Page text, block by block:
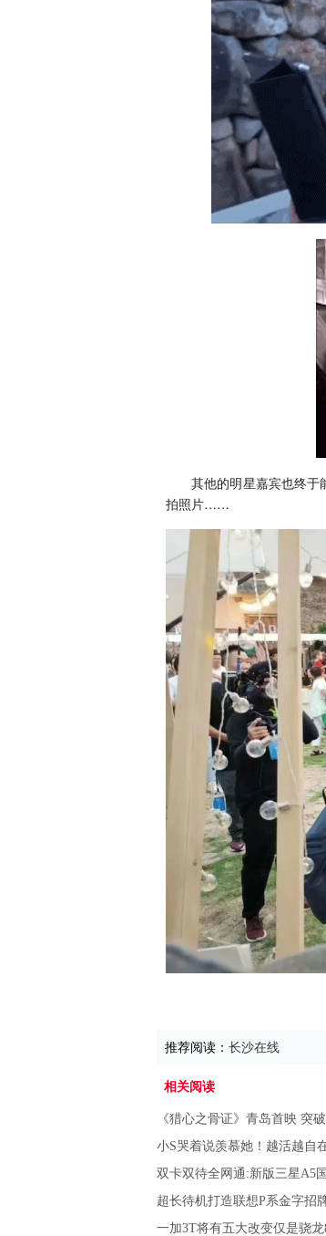
其他的明星嘉宾也终于
拍照片……
推荐阅读： 长沙在线
相关阅读
《猎心之骨证》青岛首映 突
小S哭着说羡慕她！越活越自
双卡双待全网通:新版三星A5
超长待机打造联想P系金字招
一加3T将有五大改变仅是骁龙